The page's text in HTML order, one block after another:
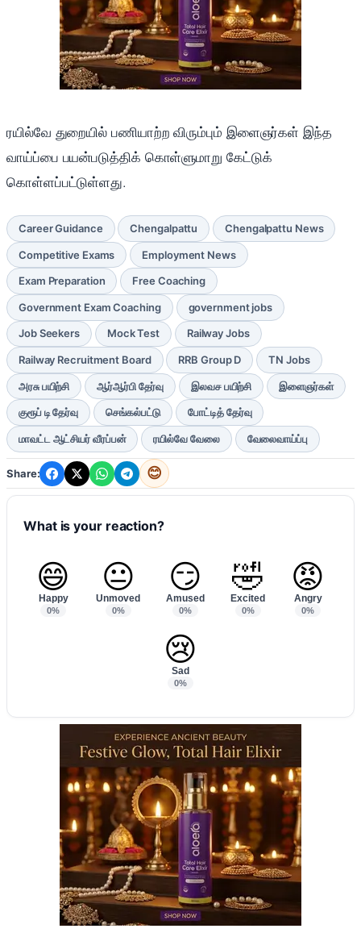
ரயில்வே துறையில் பணியாற்ற விரும்பும் இளைஞர்கள் இந்த
வாய்ப்பை பயன்படுத்திக் கொள்ளுமாறு கேட்டுக்
கொள்ளப்பட்டுள்ளது.
Career Guidance Chengalpattu Chengalpattu News
Competitive Exams Employment News
Exam Preparation Free Coaching
Government Exam Coaching government jobs
Job Seekers Mock Test Railway Jobs
Railway Recruitment Board RRB Group D TN Jobs
அரசு பயிற்சி ஆர்ஆர்பி தேர்வு இலவச பயிற்சி இளைஞர்கள்
குரூப் டி தேர்வு செங்கல்பட்டு போட்டித் தேர்வு
மாவட்ட ஆட்சியர் வீரப்பன் ரயில்வே வேலை வேலைவாய்ப்பு
Share: 😊
What is your reaction?
😄
Happy
0%
😐
Unmoved
0%
😏
Amused
0%
🤣
Excited
0%
😡
Angry
0%
😢
Sad
0%